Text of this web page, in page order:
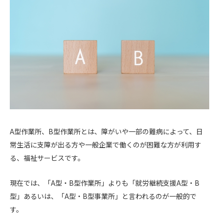
A型作業所、B型作業所とは、障がいや一部の難病によって、日
常生活に支障が出る方や一般企業で働くのが困難な方が利用す
る、福祉サービスです。
現在では、「A型・B型作業所」よりも「就労継続支援A型・B
型」あるいは、「A型・B型事業所」と言われるのが一般的で
す。